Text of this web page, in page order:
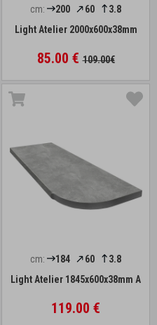
cm: 200 60
3.8
Light Atelier 2000x600x38mm
85.00 €109.00€
cm: 184 60
3.8
Light Atelier 1845x600x38mm A
119.00 €